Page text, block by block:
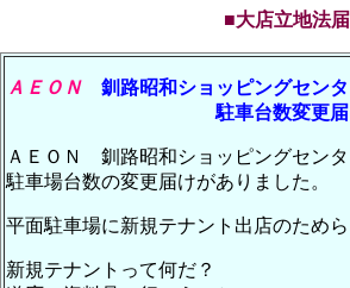
■大店立地法
ＡＥＯＮ
釧路昭和ショッピングセン
駐車台数変更届
ＡＥＯＮ 釧路昭和ショッピングセン
駐車場台数の変更届けがありました。
平面駐車場に新規テナント出店のため
新規テナントって何だ？